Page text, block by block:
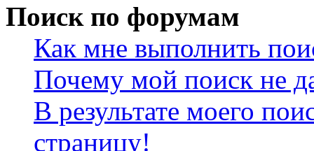
Поиск по форумам
Как мне выполнить
Почему мой поиск не
В результате моего
страницу!